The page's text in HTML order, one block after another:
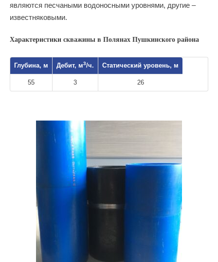
являются песчаными водоносными уровнями, другие –
известняковыми.
Характеристики скважины в Полянах Пушкинского района
Глубина, м Дебит, м3/ч. Статический уровень, м
55 3 26